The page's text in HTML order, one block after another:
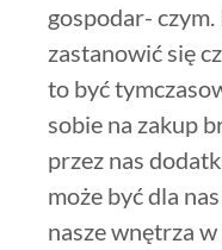
gospodar-
zastanowić się
to być
sobie na zakup
przez nas
może być dla
nasze wnętrza